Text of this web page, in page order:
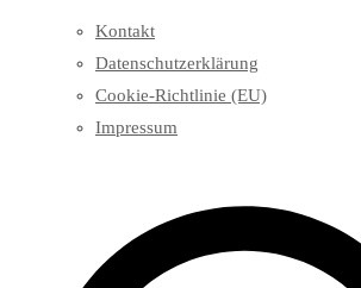
Kontakt
Datenschutzerklärung
Cookie-Richtlinie (EU)
Impressum